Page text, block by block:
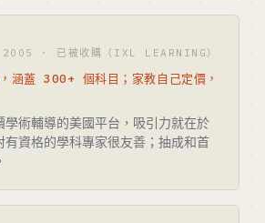
2005 · 已被收購（IXL LEARNING）
蓋 300+ 個科目；家教自己定價，
學術輔導的美國平台，吸引力就在於
有資格的學科專家很友善；抽成和首